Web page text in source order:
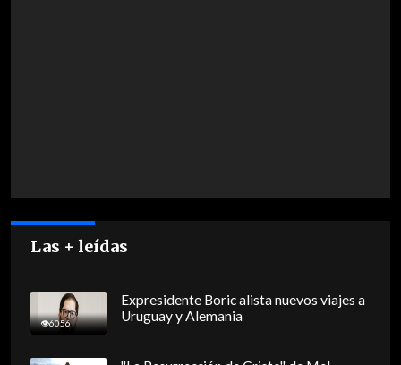
Las + leídas
6056
Expresidente Boric alista nuevos viajes a
Uruguay y Alemania